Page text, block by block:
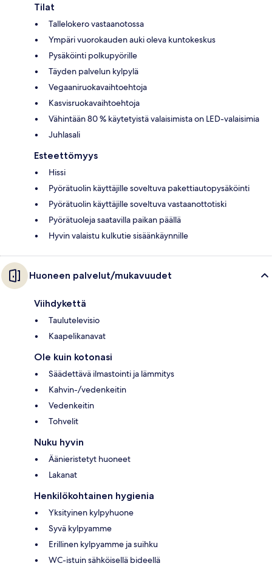
Tilat
Tallelokero vastaanotossa
Ympäri vuorokauden auki oleva kuntokeskus
Pysäköinti polkupyörille
Täyden palvelun kylpylä
Vegaaniruokavaihtoehtoja
Kasvisruokavaihtoehtoja
Vähintään 80 % käytetyistä valaisimista on LED-valaisimia
Juhlasali
Esteettömyys
Hissi
Pyörätuolin käyttäjille soveltuva pakettiautopysäköinti
Pyörätuolin käyttäjille soveltuva vastaanottotiski
Pyörätuoleja saatavilla paikan päällä
Hyvin valaistu kulkutie sisäänkäynnille
Huoneen palvelut/mukavuudet
Viihdykettä
Taulutelevisio
Kaapelikanavat
Ole kuin kotonasi
Säädettävä ilmastointi ja lämmitys
Kahvin-/vedenkeitin
Vedenkeitin
Tohvelit
Nuku hyvin
Äänieristetyt huoneet
Lakanat
Henkilökohtainen hygienia
Yksityinen kylpyhuone
Syvä kylpyamme
Erillinen kylpyamme ja suihku
WC-istuin sähköisellä bideellä